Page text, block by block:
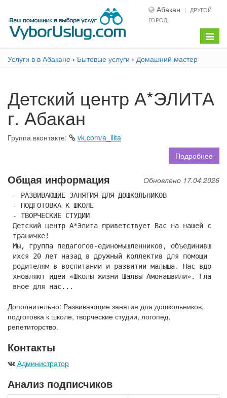
Абакан
ДРУГОЙ
ГОРОД
меню
Услуги в в Абакане › Бытовые услуги › Домашний мастер
Детский центр А*ЭЛИТА
г. Абакан
Группа вконтакте:
vk.com/a_ilita
Подробнее
Общая информация Обновлено 17.04.2026
- РАЗВИВАЮЩИЕ ЗАНЯТИЯ ДЛЯ ДОШКОЛЬНИКОВ
- ПОДГОТОВКА К ШКОЛЕ
- ТВОРЧЕСКИЕ СТУДИИ
Детский центр А*Элита приветствует Вас на нашей с
траничке!
Мы, группа педагогов-единомышленников, объединивш
ихся 20 лет назад в дружный коллектив для помощи
родителям в воспитании и развитии малыша. Нас вдо
хновляют идеи «Школы жизни Шалвы Амонашвили». Гла
вное для нас...
Дополнительно: Развивающие занятия для дошкольников,
подготовка к школе, творческие студии, логопед,
репетиторство.
Контакты
Администратор
Анализ подписчиков